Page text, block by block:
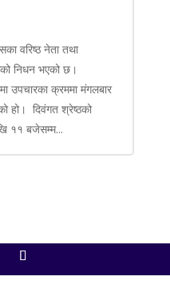
वरिष्ठ नेता तथा
निधन भएको छ।
उपचारका क्रममा मंगलबार
हो। दिवंगत श्रेष्ठको
११ बजेसम्म...